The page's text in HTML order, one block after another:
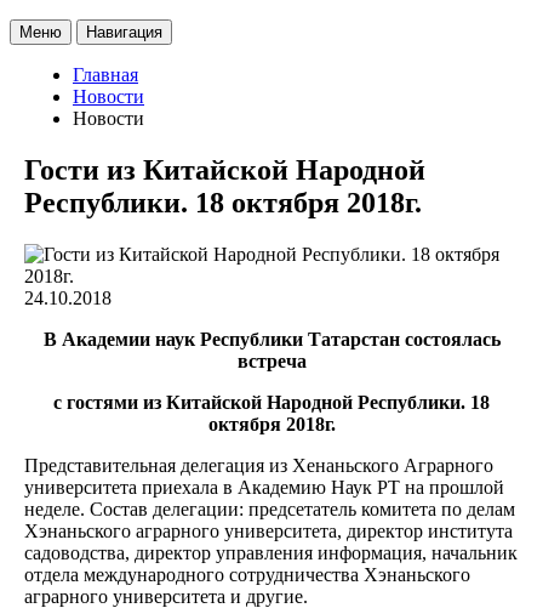
Меню Навигация
Главная
Новости
Новости
Гости из Китайской Народной
Республики. 18 октября 2018г.
24.10.2018
В Академии наук Республики Татарстан состоялась
встреча
с гостями из Китайской Народной Республики. 18
октября 2018г.
Представительная делегация из Хенаньского Аграрного
университета приехала в Академию Наук РТ на прошлой
неделе. Состав делегации: предсетатель комитета по делам
Хэнаньского аграрного университета, директор института
садоводства, директор управления информация, начальник
отдела международного сотрудничества Хэнаньского
аграрного университета и другие.